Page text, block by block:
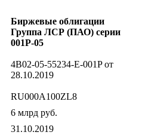
Биржевые облигации
Группа ЛСР (ПАО) серии
001P-05
4B02-05-55234-E-001P от
28.10.2019
RU000A100ZL8
6 млрд руб.
31.10.2019